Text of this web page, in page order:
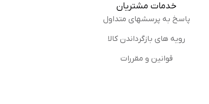
حتما از راهنمای سایز
پاسخ
خدمات مشتریان
پاسخ به پرسشهای متداول
رویه های بازگرداندن کالا
قوانین و مقررات